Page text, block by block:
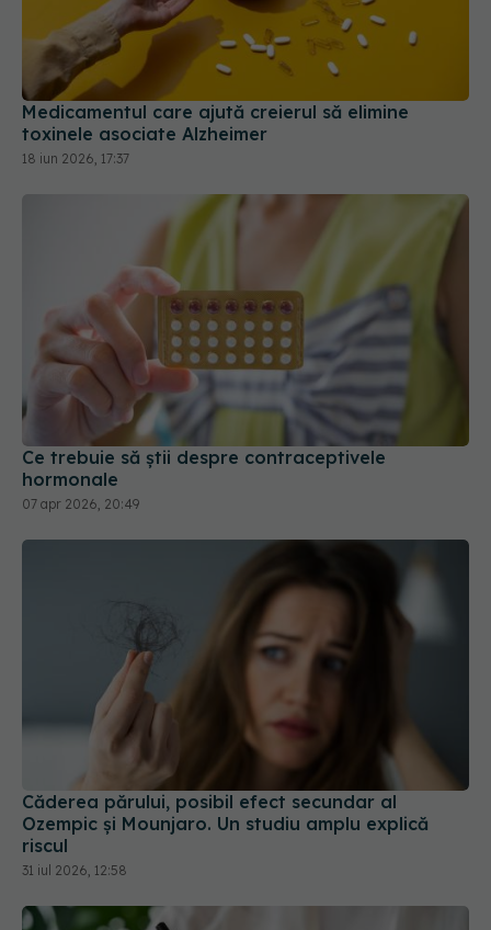
Medicamentul care ajută creierul să elimine
toxinele asociate Alzheimer
18 iun 2026, 17:37
Ce trebuie să știi despre contraceptivele
hormonale
07 apr 2026, 20:49
Căderea părului, posibil efect secundar al
Ozempic și Mounjaro. Un studiu amplu explică
riscul
31 iul 2026, 12:58